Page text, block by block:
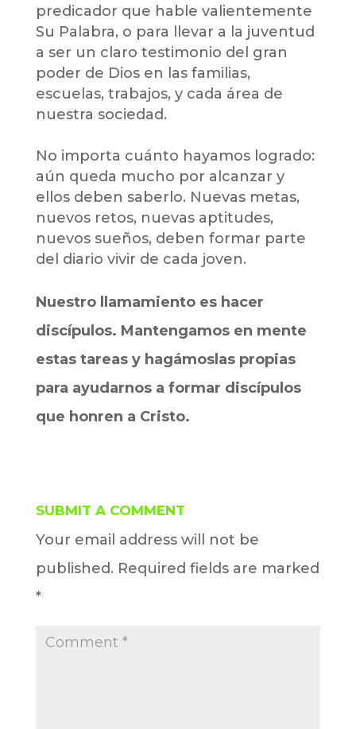
predicador que hable valientemente
Su Palabra, o para llevar a la juventud
a ser un claro testimonio del gran
poder de Dios en las familias,
escuelas, trabajos, y cada área de
nuestra sociedad.
No importa cuánto hayamos logrado:
aún queda mucho por alcanzar y
ellos deben saberlo. Nuevas metas,
nuevos retos, nuevas aptitudes,
nuevos sueños, deben formar parte
del diario vivir de cada joven.
Nuestro llamamiento es hacer
discípulos. Mantengamos en mente
estas tareas y hagámoslas propias
para ayudarnos a formar discípulos
que honren a Cristo.
SUBMIT A COMMENT
Your email address will not be
published. Required fields are marked
*